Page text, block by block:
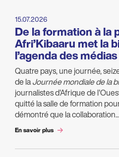
15.07.2026
De la formation à la
Afri’Kibaaru met la
l’agenda des médias
Quatre pays, une journée,
de laJournée mondiale de la
journalistes d'Afrique de
quitté la salle de formation
démontré que la
En savoir plus